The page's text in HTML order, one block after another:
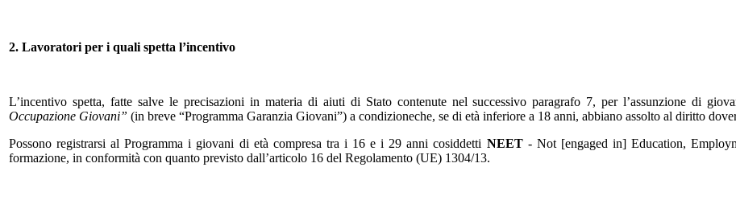
2. Lavoratori per i quali spetta l’incentivo
L’incentivo spetta, fatte salve le precisazioni in materia di aiuti di Stato contenute nel successivo paragrafo 7, per l’assunzione di
Occupazione Giovani” (in breve “Programma Garanzia Giovani”) a condizioneche, se di età inferiore a 18 anni, abbiano assolto al diritto
Possono registrarsi al Programma i giovani di età compresa tra i 16 e i 29 anni cosiddetti NEET - Not [engaged in] Education,
formazione, in conformità con quanto previsto dall’articolo 16 del Regolamento (UE) 1304/13.